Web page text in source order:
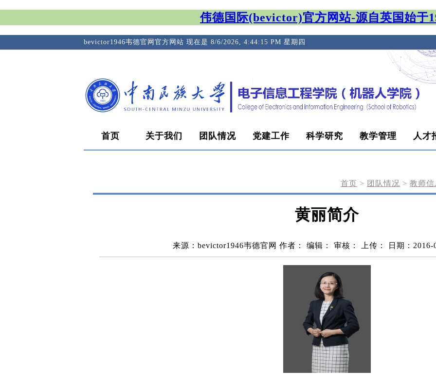
伟德国际(bevictor)官方网站-源自英国始于
bevictor1946韦德官网官方网站 现在是 8/6/2026, 4:44:16 PM 星期四
首页 关于我们 团队情况 党建工作 科学研究 教学管理 人才
首页 > 团队情况 > 教师信
黄丽简介
来源：bevictor1946韦德官网 作者： 编辑： 审核： 上传： 日期：